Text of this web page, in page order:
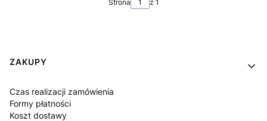
Strona z 1
Linki w stopce
ZAKUPY
Czas realizacji zamówienia
Formy płatności
Koszt dostawy